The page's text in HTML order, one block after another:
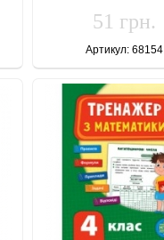
51 грн.
Артикул: 68154